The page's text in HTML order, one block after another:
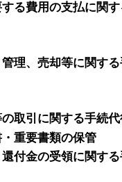
る費用の支払に関
理、売却等に関す
取引に関する手続
重要書類の保管
付金の受領に関す